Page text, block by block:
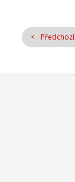
Předchozí